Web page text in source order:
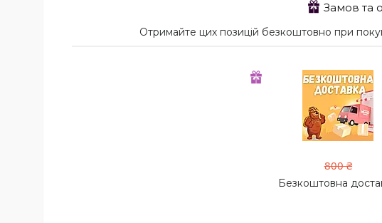
Замов та
Отримайте цих позицій безкоштовно при
800 ₴
Безкоштовна